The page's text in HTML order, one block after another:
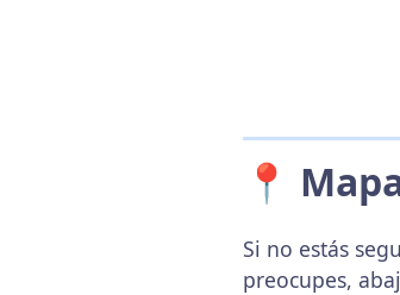
📍
Si no estás
preocupes,